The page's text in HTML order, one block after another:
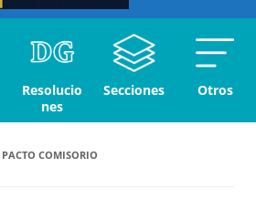
Resolucio
nes
Secciones Otros
PACTO COMISORIO